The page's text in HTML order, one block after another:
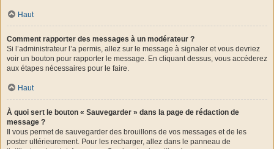
Haut
Comment rapporter des messages à un modérateur ?
Si l’administrateur l’a permis, allez sur le message à signaler et vous devriez
voir un bouton pour rapporter le message. En cliquant dessus, vous accéderez
aux étapes nécessaires pour le faire.
Haut
À quoi sert le bouton « Sauvegarder » dans la page de rédaction de
message ?
Il vous permet de sauvegarder des brouillons de vos messages et de les
poster ultérieurement. Pour les recharger, allez dans le panneau de